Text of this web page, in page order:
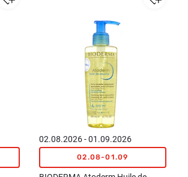
02.08.2026 - 01.09.2026
02.08-01.09